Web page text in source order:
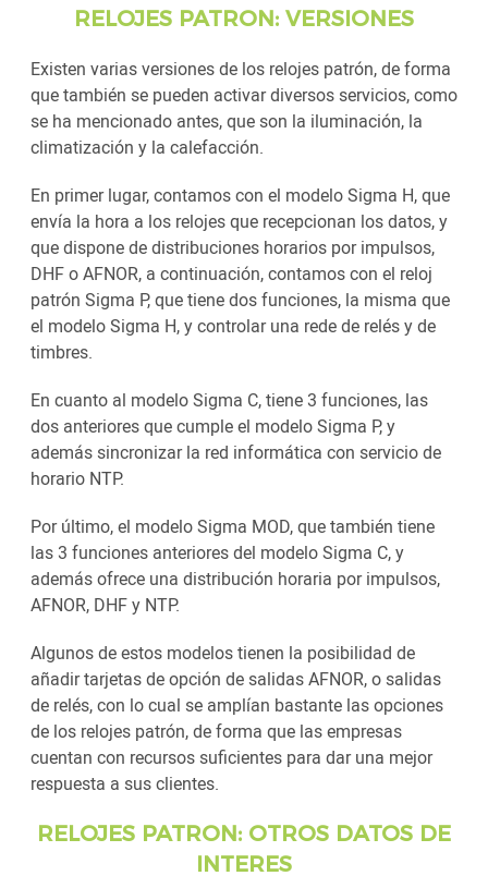
RELOJES PATRON: VERSIONES
Existen varias versiones de los relojes patrón, de forma
que también se pueden activar diversos servicios, como
se ha mencionado antes, que son la iluminación, la
climatización y la calefacción.
En primer lugar, contamos con el modelo Sigma H, que
envía la hora a los relojes que recepcionan los datos, y
que dispone de distribuciones horarios por impulsos,
DHF o AFNOR, a continuación, contamos con el reloj
patrón Sigma P, que tiene dos funciones, la misma que
el modelo Sigma H, y controlar una rede de relés y de
timbres.
En cuanto al modelo Sigma C, tiene 3 funciones, las
dos anteriores que cumple el modelo Sigma P, y
además sincronizar la red informática con servicio de
horario NTP.
Por último, el modelo Sigma MOD, que también tiene
las 3 funciones anteriores del modelo Sigma C, y
además ofrece una distribución horaria por impulsos,
AFNOR, DHF y NTP.
Algunos de estos modelos tienen la posibilidad de
añadir tarjetas de opción de salidas AFNOR, o salidas
de relés, con lo cual se amplían bastante las opciones
de los relojes patrón, de forma que las empresas
cuentan con recursos suficientes para dar una mejor
respuesta a sus clientes.
RELOJES PATRON: OTROS DATOS DE
INTERES